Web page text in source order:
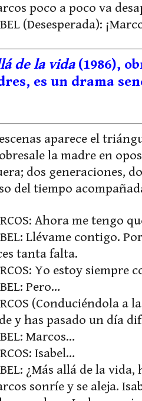
poco a poco va
(Desesperada):
de la vida(1986),
es un drama
aparece el
la madre en
dos generaciones,
del tiempo
Ahora me tengo
Llévame contigo.
tanta falta.
Yo estoy siempre
Pero…
(Conduciéndola a
y has pasado un día
Marcos…
Isabel…
¿Más allá de la
sonríe y se aleja.